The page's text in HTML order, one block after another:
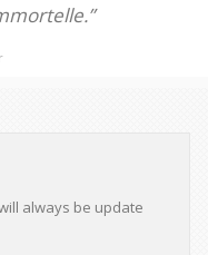
always be update